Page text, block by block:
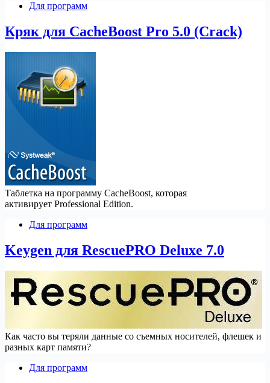
Для программ
Кряк для CacheBoost Pro 5.0 (Crack)
Таблетка на программу CacheBoost, которая
активирует Professional Edition.
Для программ
Keygen для RescuePRO Deluxe 7.0
Как часто вы теряли данные со съемных носителей, флешек и
разных карт памяти?
Для программ